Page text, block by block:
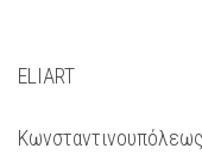
ELIART